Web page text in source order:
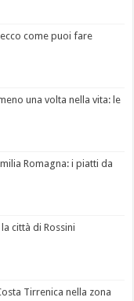
come puoi fare
una volta nella vita: le
Romagna: i piatti da
città di Rossini
Tirrenica nella zona